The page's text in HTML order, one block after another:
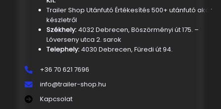
Trailer Shop Utánfutó Értékesítés 500+ utánfutó akár
készletről
Székhely: 4032 Debrecen, Böszörményi út 175. –
Lóverseny utca 2. sarok
Telephely:4030 Debrecen, Füredi út 94.
+36 70 621 7696
info@trailer-shop.hu
Kapcsolat